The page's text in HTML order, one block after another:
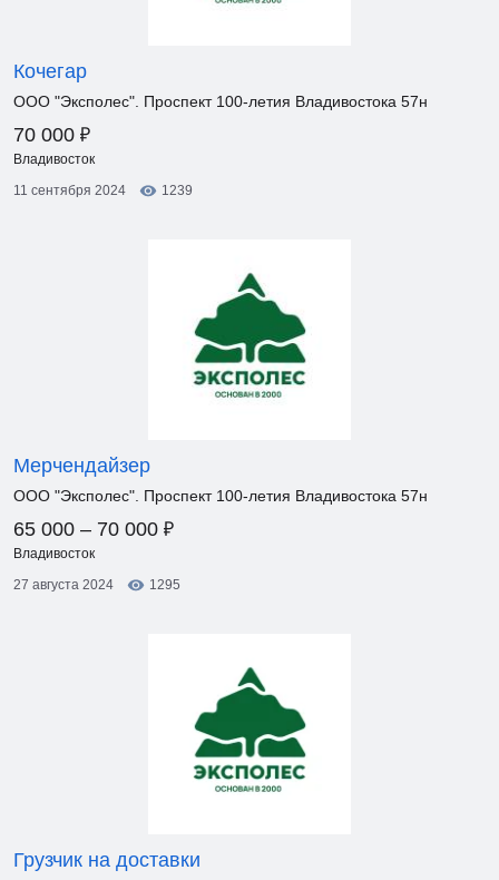
Кочегар
ООО "Эксполес". Проспект 100-летия Владивостока 57н
70 000 ₽
Владивосток
11 сентября 2024
1239
Мерчендайзер
ООО "Эксполес". Проспект 100-летия Владивостока 57н
65 000 – 70 000 ₽
Владивосток
27 августа 2024
1295
Грузчик на доставки